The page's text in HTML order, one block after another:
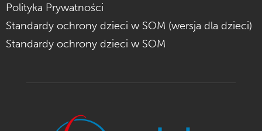
Polityka Prywatności
Standardy ochrony dzieci w SOM (wersja dla dzieci)
Standardy ochrony dzieci w SOM